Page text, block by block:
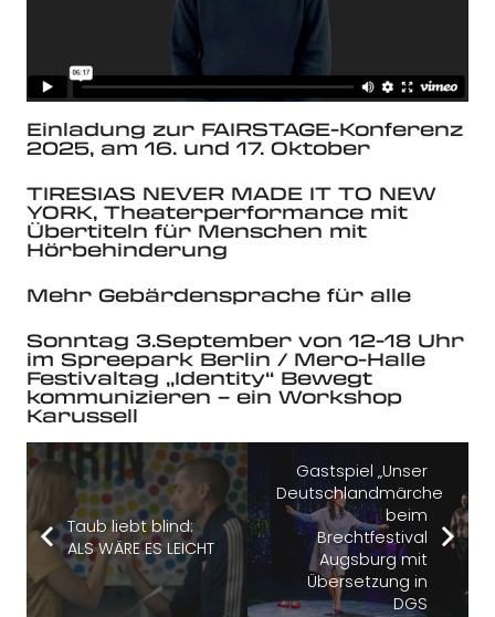
Einladung zur FAIRSTAGE-Konferenz
2025, am 16. und 17. Oktober
TIRESIAS NEVER MADE IT TO NEW
YORK, Theaterperformance mit
Übertiteln für Menschen mit
Hörbehinderung
Mehr Gebärdensprache für alle
Sonntag 3.September von 12-18 Uhr
im Spreepark Berlin / Mero-Halle
Festivaltag „Identity“ Bewegt
kommunizieren – ein Workshop
Karussell
Taub liebt blind:
ALS WÄRE ES LEICHT
Gastspiel „Unser
Deutschlandmärchen“
beim
Brechtfestival
Augsburg mit
Übersetzung in
DGS